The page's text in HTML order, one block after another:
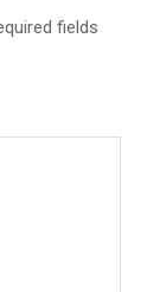
fields